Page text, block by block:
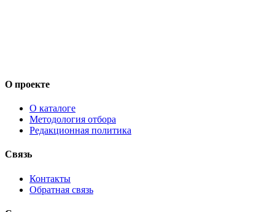
О проекте
О каталоге
Методология отбора
Редакционная политика
Связь
Контакты
Обратная связь